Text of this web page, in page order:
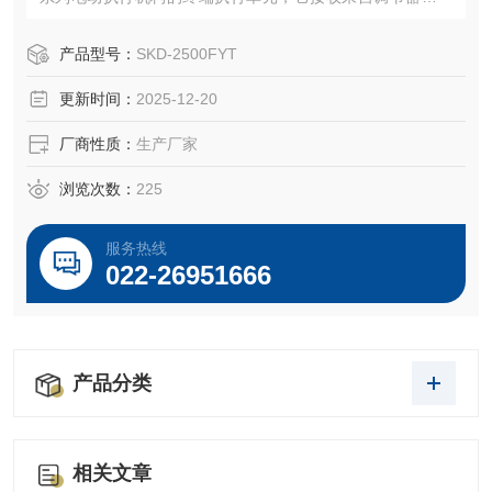
行机构，完成自动调节任务。
产品型号： SKD-2500FYT
更新时间： 2025-12-20
厂商性质： 生产厂家
浏览次数： 225
服务热线
022-26951666
产品分类
相关文章